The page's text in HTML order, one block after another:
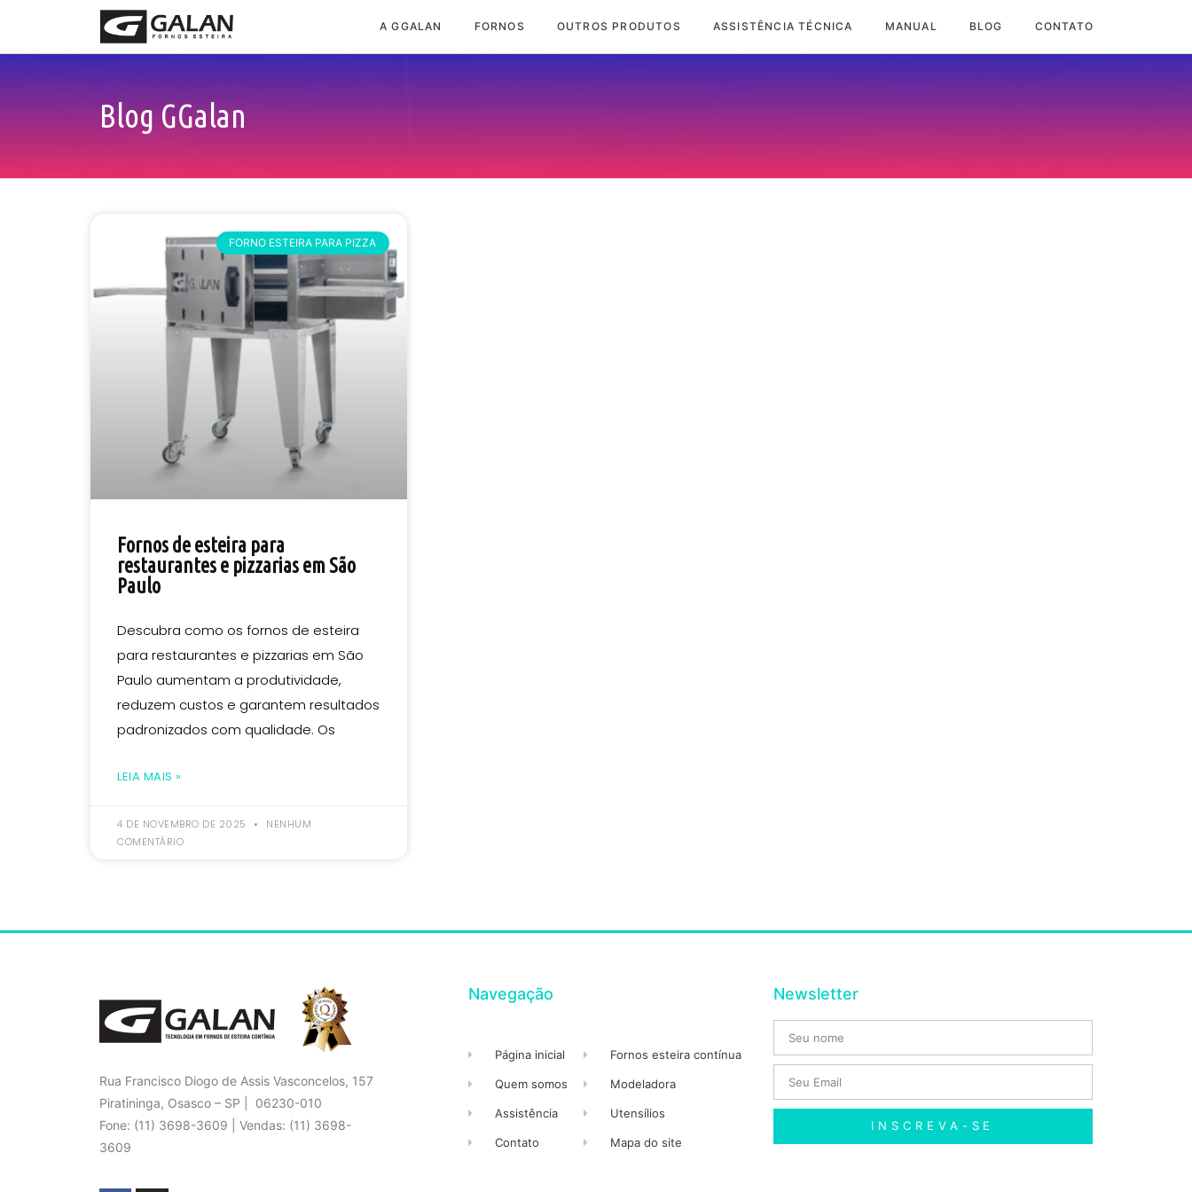
A GGALAN FORNOS OUTROS PRODUTOS ASSISTÊNCIA TÉCNICA MANUAL BLOG CONTATO
Blog GGalan
FORNO ESTEIRA PARA PIZZA
Fornos de esteira para
restaurantes e pizzarias em São
Paulo
Descubra como os fornos de esteira
para restaurantes e pizzarias em São
Paulo aumentam a produtividade,
reduzem custos e garantem resultados
padronizados com qualidade. Os
LEIA MAIS »
4 DE NOVEMBRO DE 2025
NENHUM
COMENTÁRIO
Rua Francisco Diogo de Assis Vasconcelos, 157
Piratininga, Osasco – SP | 06230-010
Fone: (11) 3698-3609 | Vendas: (11) 3698-
3609
Navegação
Página inicial
Quem somos
Assistência
Contato
Fornos esteira contínua
Modeladora
Utensílios
Mapa do site
Newsletter
INSCREVA-SE